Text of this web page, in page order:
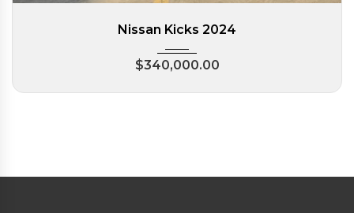
Nissan Kicks 2024
$340,000.00